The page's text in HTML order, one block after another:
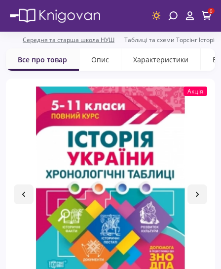
0
Середня та старша школа НУШ Таблиці та схеми Торсінг
Все про товар Опис Характеристики
Акція